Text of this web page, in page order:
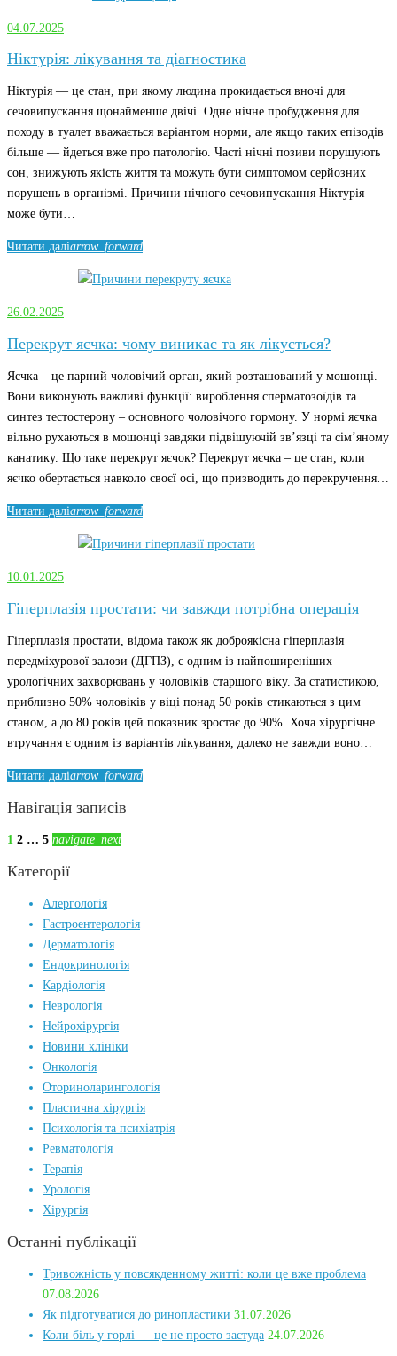
04.07.2025
Ніктурія: лікування та діагностика
Ніктурія — це стан, при якому людина прокидається вночі для
сечовипускання щонайменше двічі. Одне нічне пробудження для
походу в туалет вважається варіантом норми, але якщо таких епізодів
більше — йдеться вже про патологію. Часті нічні позиви порушують
сон, знижують якість життя та можуть бути симптомом серйозних
порушень в організмі. Причини нічного сечовипускання Ніктурія
може бути…
Читати даліarrow_forward
26.02.2025
Перекрут яєчка: чому виникає та як лікується?
Яєчка – це парний чоловічий орган, який розташований у мошонці.
Вони виконують важливі функції: вироблення сперматозоїдів та
синтез тестостерону – основного чоловічого гормону. У нормі яєчка
вільно рухаються в мошонці завдяки підвішуючій зв’язці та сім’яному
канатику. Що таке перекрут яєчок? Перекрут яєчка – це стан, коли
яєчко обертається навколо своєї осі, що призводить до перекручення…
Читати даліarrow_forward
10.01.2025
Гіперплазія простати: чи завжди потрібна операція
Гіперплазія простати, відома також як доброякісна гіперплазія
передміхурової залози (ДГПЗ), є одним із найпоширеніших
урологічних захворювань у чоловіків старшого віку. За статистикою,
приблизно 50% чоловіків у віці понад 50 років стикаються з цим
станом, а до 80 років цей показник зростає до 90%. Хоча хірургічне
втручання є одним із варіантів лікування, далеко не завжди воно…
Читати даліarrow_forward
Навігація записів
1 2 … 5 navigate_next
Категорії
Алергологія
Гастроентерологія
Дерматологія
Ендокринологія
Кардіологія
Неврологія
Нейрохірургія
Новини клініки
Онкологія
Оториноларингологія
Пластична хірургія
Психологія та психіатрія
Ревматологія
Терапія
Урологія
Хірургія
Останні публікації
Тривожність у повсякденному житті: коли це вже проблема
07.08.2026
Як підготуватися до ринопластики 31.07.2026
Коли біль у горлі — це не просто застуда 24.07.2026